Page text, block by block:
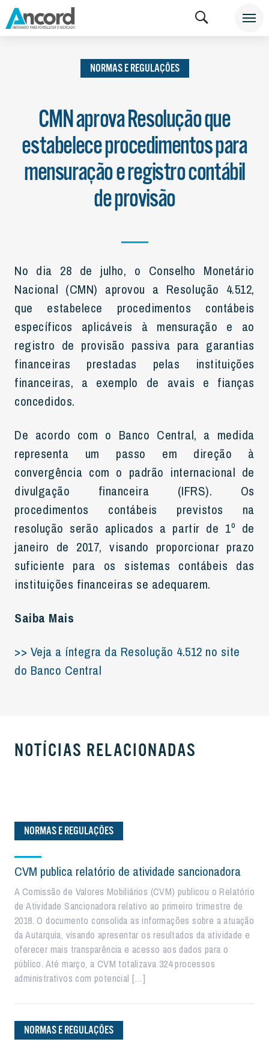
INSTITUCIONAL
NORMAS E
REGULAÇÕES
NORMAS E REGULAÇÕES
CMN aprova Resolução que
estabelece procedimentos para
mensuração e registro contábil
de provisão
No dia 28 de julho, o Conselho Monetário
Nacional (CMN) aprovou a Resolução 4.512,
que estabelece procedimentos contábeis
específicos aplicáveis à mensuração e ao
registro de provisão passiva para garantias
financeiras prestadas pelas instituições
financeiras, a exemplo de avais e fianças
concedidos.
De acordo com o Banco Central, a medida
representa um passo em direção à
convergência com o padrão internacional de
divulgação financeira (IFRS). Os
procedimentos contábeis previstos na
resolução serão aplicados a partir de 1º de
janeiro de 2017, visando proporcionar prazo
suficiente para os sistemas contábeis das
instituições financeiras se adequarem.
Saiba Mais
>> Veja a íntegra da Resolução 4.512 no site
do Banco Central
NOTÍCIAS RELACIONADAS
NORMAS E REGULAÇÕES
CVM publica relatório de atividade sancionadora
A Comissão de Valores Mobiliários (CVM) publicou o Relatório
de Atividade Sancionadora relativo ao primeiro trimestre de
2018. O documento consolida as informações sobre a atuação
da Autarquia, visando apresentar os resultados da atividade e
oferecer mais transparência e acesso aos dados para o
público. Até março, a CVM totalizava 324 processos
administrativos com potencial […]
NORMAS E REGULAÇÕES